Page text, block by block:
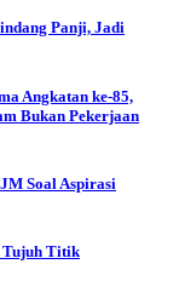
Panji, Jadi
Angkatan ke-85,
Bukan Pekerjaan
Soal Aspirasi
Tujuh Titik